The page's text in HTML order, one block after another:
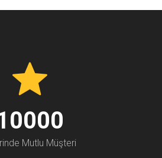
Mutlu Müşteri